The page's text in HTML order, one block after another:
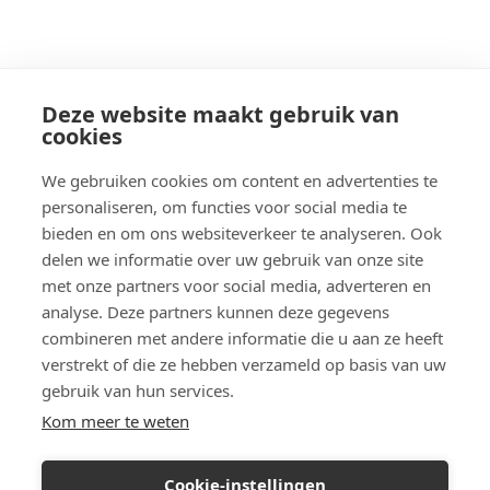
Deze website maakt gebruik van
cookies
We gebruiken cookies om content en advertenties te
personaliseren, om functies voor social media te
bieden en om ons websiteverkeer te analyseren. Ook
delen we informatie over uw gebruik van onze site
met onze partners voor social media, adverteren en
analyse. Deze partners kunnen deze gegevens
combineren met andere informatie die u aan ze heeft
verstrekt of die ze hebben verzameld op basis van uw
gebruik van hun services.
Kom meer te weten
Cookie-instellingen